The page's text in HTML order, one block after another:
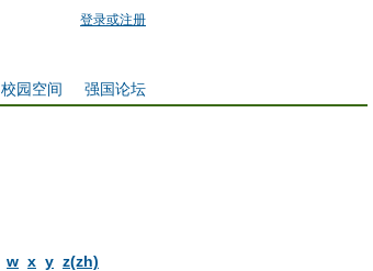
登录或注册
强国论坛
校园空间
w x y z(zh)